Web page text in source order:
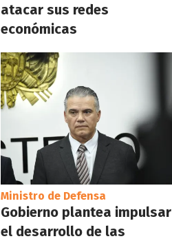
atacar sus redes
económicas
Ministro de Defensa
Gobierno plantea impulsar
el desarrollo de las